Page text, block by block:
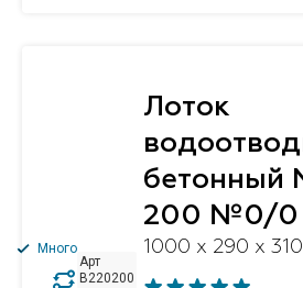
Арт
B220200
Много
Лоток
бетонный
200 №0/0
1000 x 290 x